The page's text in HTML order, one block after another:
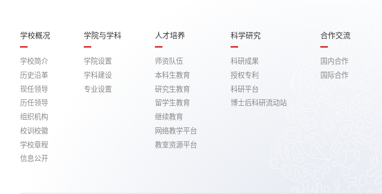
学校概况
学校简介
历史沿革
现任领导
历任领导
组织机构
校训校徽
学校章程
信息公开
学院与学科
学院设置
学科建设
专业设置
人才培养
师资队伍
本科生教育
研究生教育
留学生教育
继续教育
网络教学平台
教室资源平台
科学研究
科研成果
授权专利
科研平台
博士后科研流动站
合作交流
国内合作
国际合作